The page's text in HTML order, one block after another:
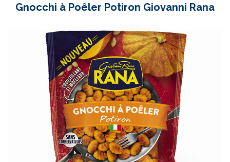
Gnocchi à Poêler Potiron Giovanni Rana